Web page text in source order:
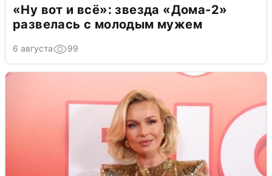
«Ну вот и всё»: звезда «Дома-2»
развелась с молодым мужем
6 августа 99